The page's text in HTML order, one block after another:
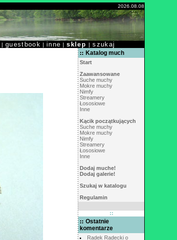
2026.08.08
| guestbook | inne |sklep |szukaj
Katalog much
Start
Zaawansowane
Suche muchy
Mokre muchy
Nimfy
Streamery
Łososiowe
Inne
Kącik początkujących
Suche muchy
Mokre muchy
Nimfy
Streamery
Łososiowe
Inne
Dodaj muche!
Dodaj galerie!
Szukaj w katalogu
Regulamin
Ostatnie
komentarze
Radek Radecki o